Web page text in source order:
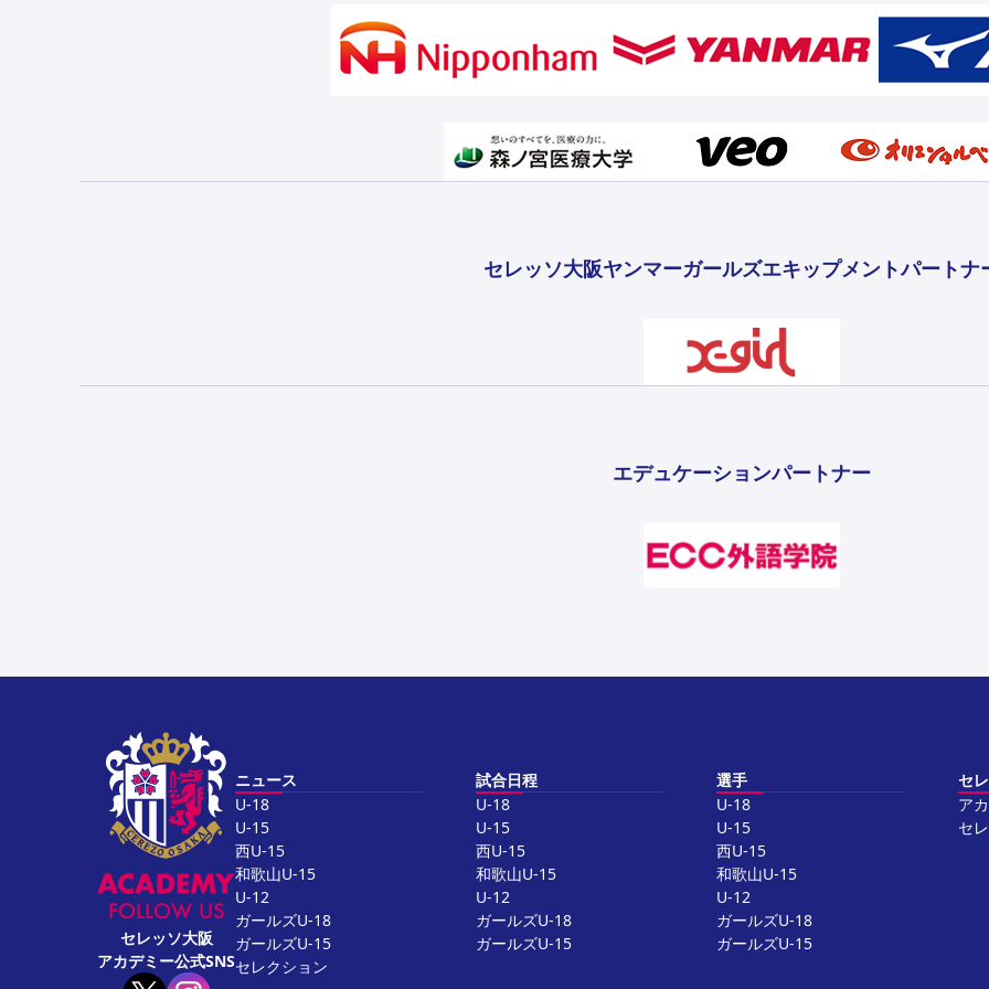
セレッソ大阪ヤンマーガールズエキップメントパートナ
エデュケーションパートナー
FOLLOW US
セレッソ大阪
アカデミー公式SNS
ニュース
U-18
U-15
西U-15
和歌山U-15
U-12
ガールズU-18
ガールズU-15
セレクション
試合日程
U-18
U-15
西U-15
和歌山U-15
U-12
ガールズU-18
ガールズU-15
選手
U-18
U-15
西U-15
和歌山U-15
U-12
ガールズU-18
ガールズU-15
セ
ア
セ